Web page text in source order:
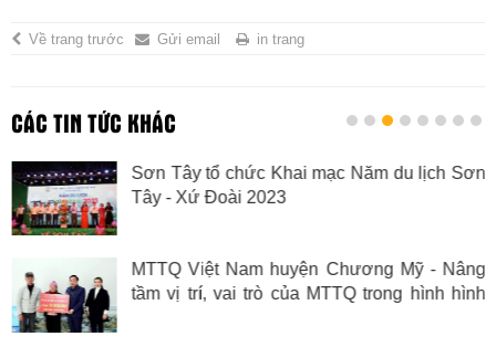
Về trang trước Gửi email in trang
CÁC TIN TỨC KHÁC
Sơn Tây tổ chức Khai mạc Năm du lịch Sơn
Tây - Xứ Đoài 2023
MTTQ Việt Nam huyện Chương Mỹ - Nâng
tầm vị trí, vai trò của MTTQ trong hình hình